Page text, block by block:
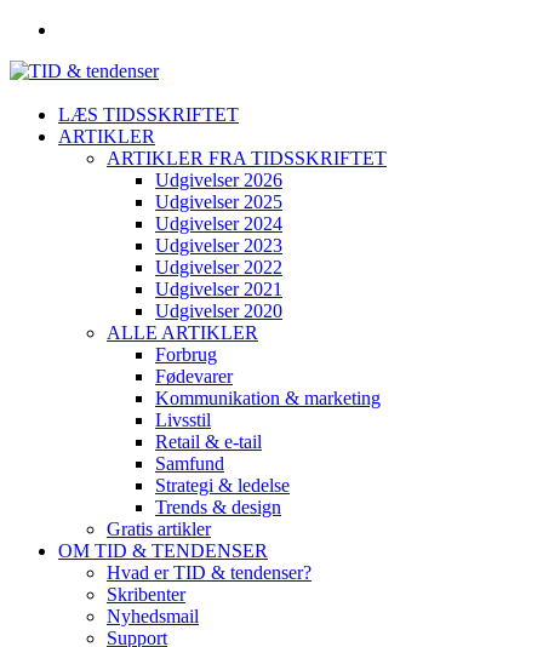
LÆS TIDSSKRIFTET
ARTIKLER
ARTIKLER FRA TIDSSKRIFTET
Udgivelser 2026
Udgivelser 2025
Udgivelser 2024
Udgivelser 2023
Udgivelser 2022
Udgivelser 2021
Udgivelser 2020
ALLE ARTIKLER
Forbrug
Fødevarer
Kommunikation & marketing
Livsstil
Retail & e-tail
Samfund
Strategi & ledelse
Trends & design
Gratis artikler
OM TID & TENDENSER
Hvad er TID & tendenser?
Skribenter
Nyhedsmail
Support